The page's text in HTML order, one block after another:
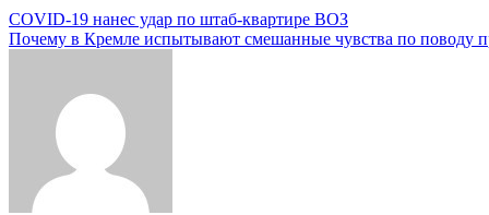
Навигация
по
COVID-19 нанес удар по штаб-квартире ВОЗ
Почему в Кремле испытывают смешанные чувства по поводу